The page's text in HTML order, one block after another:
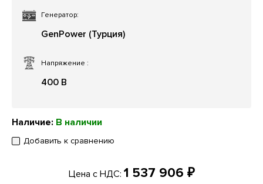
Напряжение :
400 В
Генератор:
GenPower (Турция)
Наличие: В наличии
Добавить к сравнению
Цена с НДС: 1 537 906 ₽